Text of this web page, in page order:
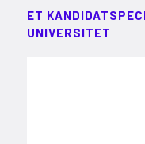
ET
UNIVERSITET